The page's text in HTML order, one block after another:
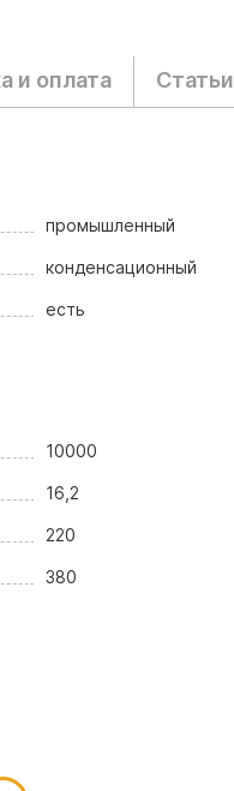
и оплата Статьи
промышленный
конденсационный
есть
10000
16,2
220
380